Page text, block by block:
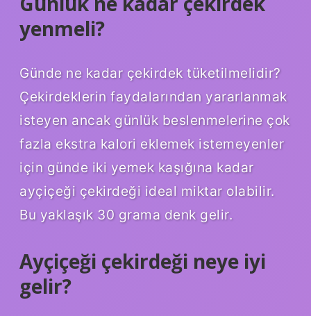
yenmeli?
Günde ne kadar çekirdek tüketilmelidir?
Çekirdeklerin faydalarından yararlanmak
isteyen ancak günlük beslenmelerine çok
fazla ekstra kalori eklemek istemeyenler
için günde iki yemek kaşığına kadar
ayçiçeği çekirdeği ideal miktar olabilir.
Bu yaklaşık 30 grama denk gelir.
Ayçiçeği çekirdeği neye iyi
gelir?